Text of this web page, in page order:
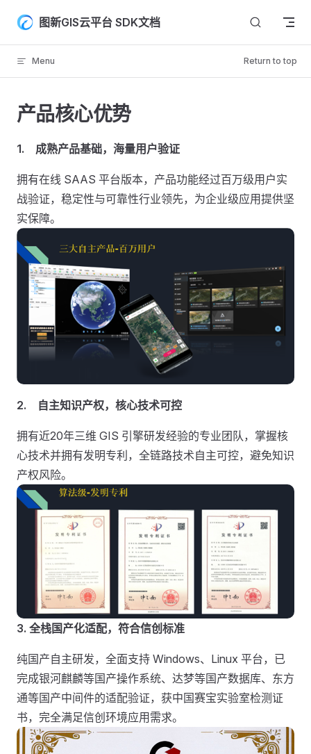
Skip to content
图新GIS云平台 SDK文档
Menu Return to top
产品核心优势
1. 成熟产品基础，海量用户验证
拥有在线 SAAS 平台版本，产品功能经过百万级用户实
战验证，稳定性与可靠性行业领先，为企业级应用提供坚
实保障。
2. 自主知识产权，核心技术可控
拥有近20年三维 GIS 引擎研发经验的专业团队，掌握核
心技术并拥有发明专利，全链路技术自主可控，避免知识
产权风险。
3. 全栈国产化适配，符合信创标准
纯国产自主研发，全面支持 Windows、Linux 平台，已
完成银河麒麟等国产操作系统、达梦等国产数据库、东方
通等国产中间件的适配验证，获中国赛宝实验室检测证
书，完全满足信创环境应用需求。